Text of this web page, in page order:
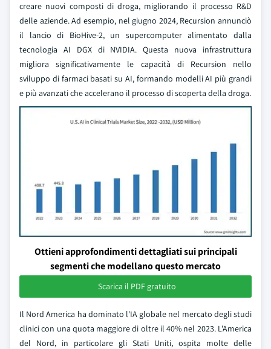
creare nuovi composti di droga, migliorando il processo R&D
delle aziende. Ad esempio, nel giugno 2024, Recursion annunciò
il lancio di BioHive-2, un supercomputer alimentato dalla
tecnologia AI DGX di NVIDIA. Questa nuova infrastruttura
migliora significativamente le capacità di Recursion nello
sviluppo di farmaci basati su AI, formando modelli AI più grandi
e più avanzati che accelerano il processo di scoperta della droga.
Ottieni approfondimenti dettagliati sui principali
segmenti che modellano questo mercato
Scarica il PDF gratuito
Il Nord America ha dominato l'IA globale nel mercato degli studi
clinici con una quota maggiore di oltre il 40% nel 2023. L'America
del Nord, in particolare gli Stati Uniti, ospita molte delle